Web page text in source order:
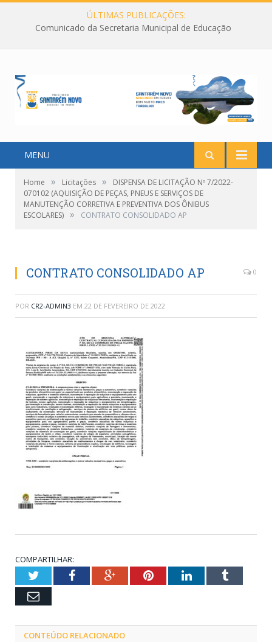
ÚLTIMAS PUBLICAÇÕES:
Comunicado da Secretaria Municipal de Educação
MENU
Home » Licitações »
DISPENSA DE LICITAÇÃO Nº 7/2022-
070102 (AQUISIÇÃO DE PEÇAS, PNEUS E SERVIÇOS DE
MANUTENÇÃO CORRETIVA E PREVENTIVA DOS ÔNIBUS
ESCOLARES) » CONTRATO CONSOLIDADO AP
CONTRATO CONSOLIDADO AP 0
POR CR2-ADMIN3 EM 22 DE FEVEREIRO DE 2022
COMPARTILHAR:
TwitterFacebookGoogle+PinterestLinkedInTumblr
Email
CONTEÚDO RELACIONADO